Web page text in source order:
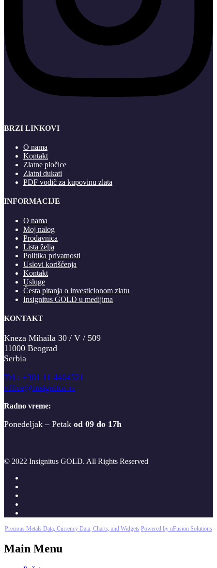
BRZI LINKOVI
O nama
Kontakt
Zlatne pločice
Zlatni dukati
PDF vodič za kupovinu zlata
INFORMACIJE
O nama
Moj nalog
Prodavnica
Lista želja
Politika privatnosti
Uslovi korišćenja
Kontakt
Usluge
Česta pitanja o investicionom zlatu
Insignitus GOLD u medijima
KONTAKT
Kneza Mihaila 30 / V / 509
11000 Beograd
Serbia
Tel.: +381 11 4404521
office@insignitus.rs
Radno vreme:
Ponedeljak – Petak od 09 do 17h
© 2022 Insignitus GOLD. All Rights Reserved
Precious Metals Data, Currency Data, Charts, and Widgets Powered by nFusion Solutions
Main Menu